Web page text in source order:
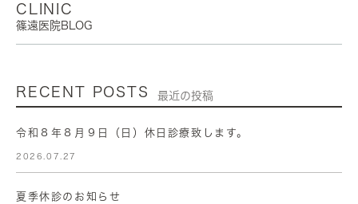
CLINIC
篠遠医院BLOG
RECENT POSTS 最近の投稿
令和８年８月９日（日）休日診療致します。
2026.07.27
夏季休診のお知らせ